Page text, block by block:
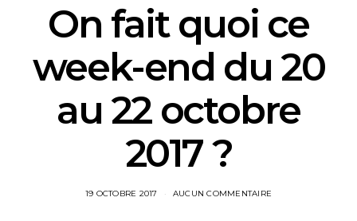
On fait quoi ce
week-end du 20
au 22 octobre
2017 ?
19 OCTOBRE 2017 AUCUN COMMENTAIRE